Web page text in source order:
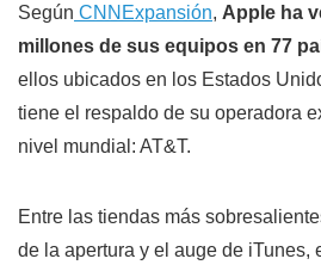
Según CNNExpansión, Apple ha
millones de sus equipos en 77
ellos ubicados en los Estados
tiene el respaldo de su operadora
nivel mundial: AT&T.
Entre las tiendas más
de la apertura y el auge de iTunes,